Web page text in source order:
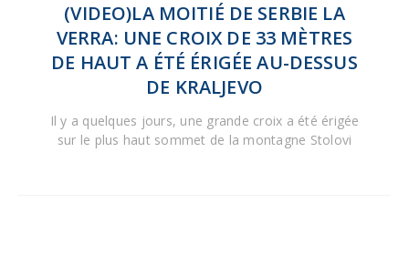
(VIDEO)LA MOITIÉ DE SERBIE LA
VERRA: UNE CROIX DE 33 MÈTRES
DE HAUT A ÉTÉ ÉRIGÉE AU-DESSUS
DE KRALJEVO
Il y a quelques jours, une grande croix a été érigée
sur le plus haut sommet de la montagne Stolovi